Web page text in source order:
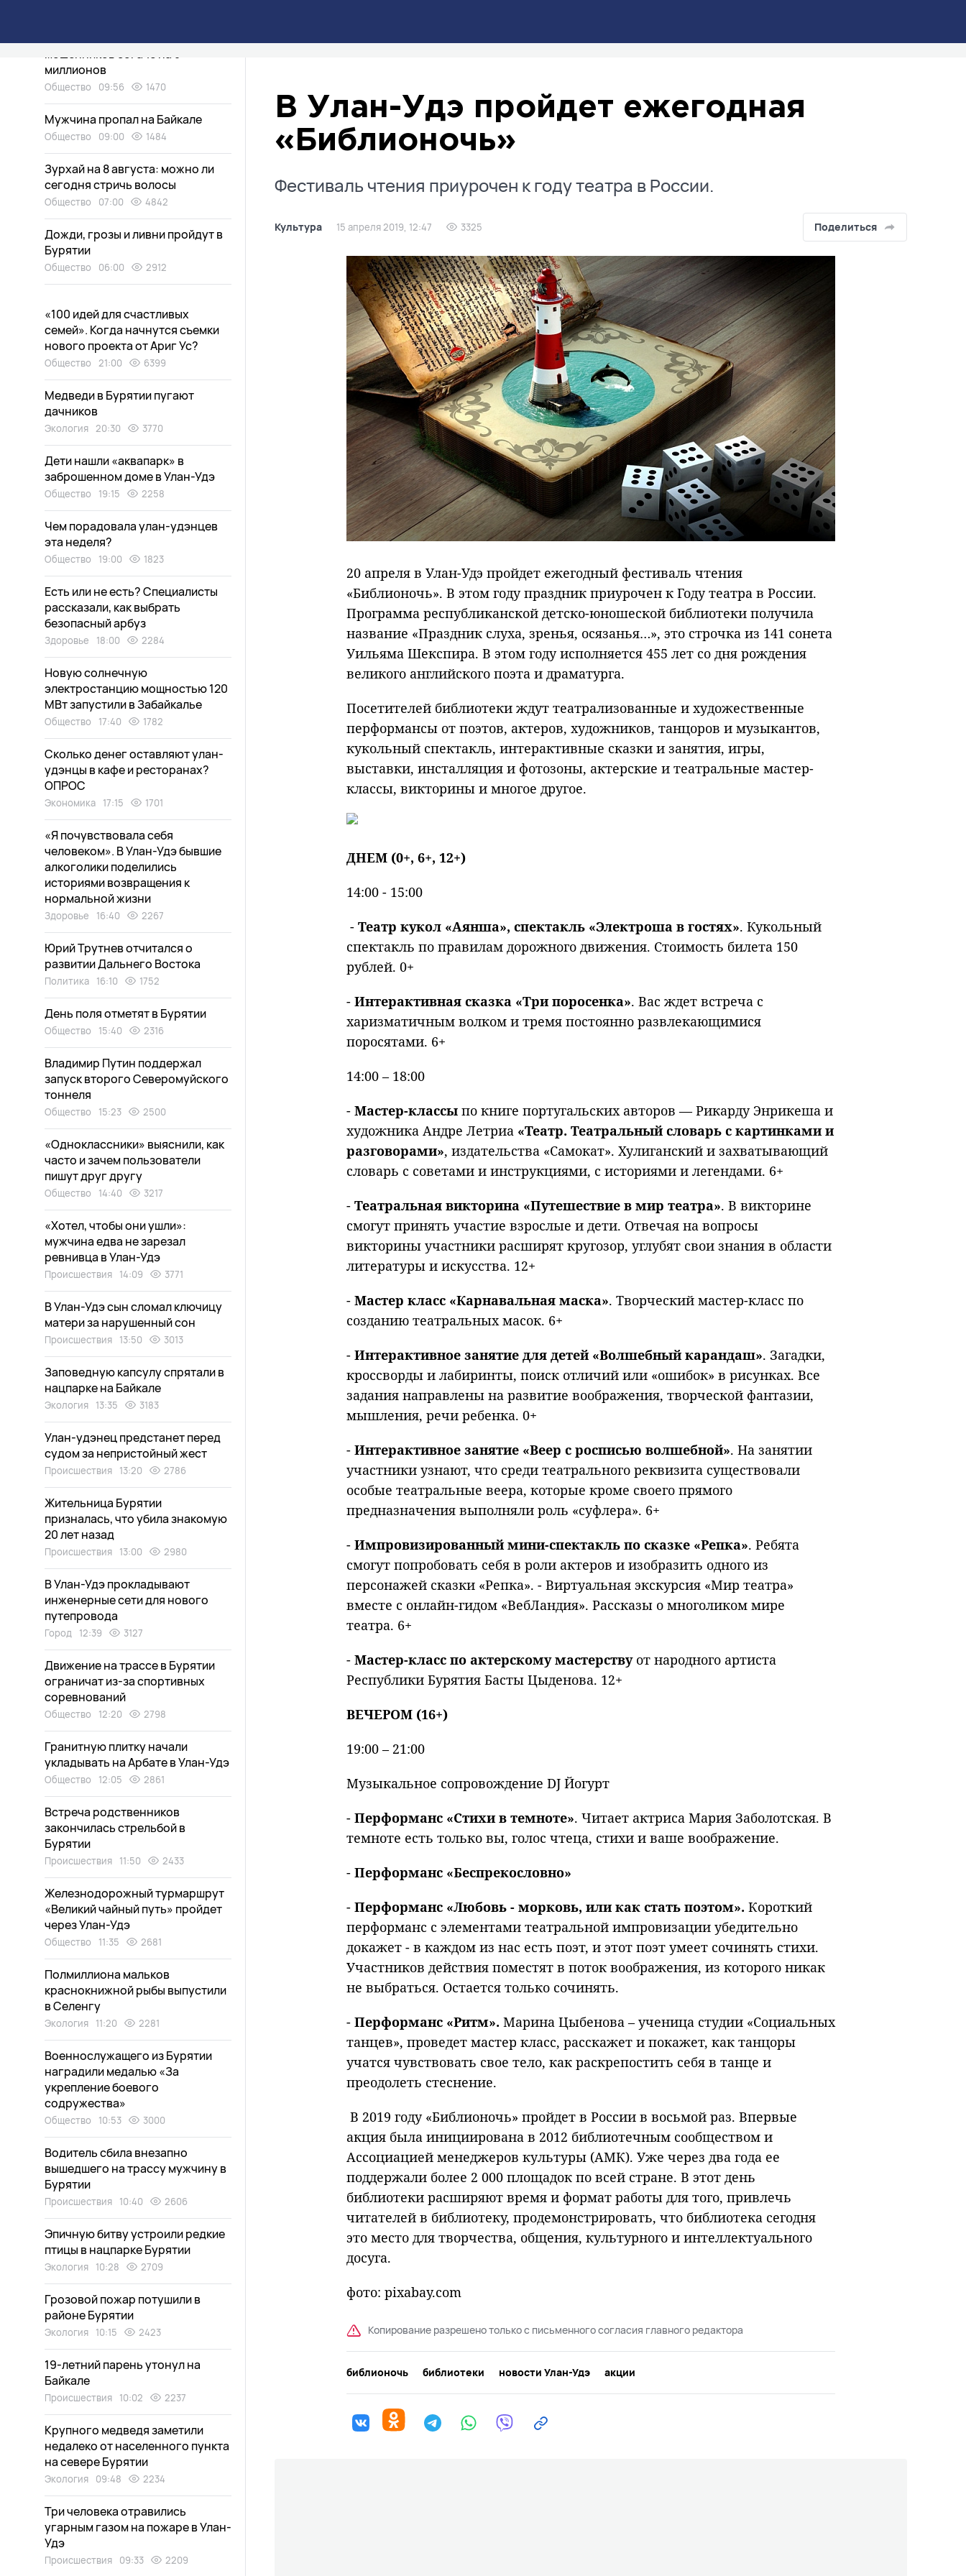
В Улан-Удэ пройдет ежегодная
«Библионочь»
Фестиваль чтения приурочен к году театра в России.
Культура 15 апреля 2019, 12:47 3325 Поделиться
20 апреля в Улан-Удэ пройдет ежегодный фестиваль чтения
«Библионочь». В этом году праздник приурочен к Году театра в России.
Программа республиканской детско-юношеской библиотеки получила
название «Праздник слуха, зренья, осязанья…», это строчка из 141 сонета
Уильяма Шекспира. В этом году исполняется 455 лет со дня рождения
великого английского поэта и драматурга.
Посетителей библиотеки ждут театрализованные и художественные
перформансы от поэтов, актеров, художников, танцоров и музыкантов,
кукольный спектакль, интерактивные сказки и занятия, игры,
выставки, инсталляция и фотозоны, актерские и театральные мастер-
классы, викторины и многое другое.
ДНЕМ (0+, 6+, 12+)
14:00 - 15:00
- Театр кукол «Аянша», спектакль «Электроша в гостях». Кукольный
спектакль по правилам дорожного движения. Стоимость билета 150
рублей. 0+
- Интерактивная сказка «Три поросенка». Вас ждет встреча с
харизматичным волком и тремя постоянно развлекающимися
поросятами. 6+
14:00 – 18:00
- Мастер-классы по книге португальских авторов — Рикарду Энрикеша и
художника Андре Летриа «Театр. Театральный словарь с картинками и
разговорами», издательства «Самокат». Хулиганский и захватывающий
словарь с советами и инструкциями, с историями и легендами. 6+
- Театральная викторина «Путешествие в мир театра». В викторине
смогут принять участие взрослые и дети. Отвечая на вопросы
викторины участники расширят кругозор, углубят свои знания в области
литературы и искусства. 12+
- Мастер класс «Карнавальная маска». Творческий мастер-класс по
созданию театральных масок. 6+
- Интерактивное занятие для детей «Волшебный карандаш». Загадки,
кроссворды и лабиринты, поиск отличий или «ошибок» в рисунках. Все
задания направлены на развитие воображения, творческой фантазии,
мышления, речи ребенка. 0+
- Интерактивное занятие «Веер с росписью волшебной». На занятии
участники узнают, что среди театрального реквизита существовали
особые театральные веера, которые кроме своего прямого
предназначения выполняли роль «суфлера». 6+
- Импровизированный мини-спектакль по сказке «Репка». Ребята
смогут попробовать себя в роли актеров и изобразить одного из
персонажей сказки «Репка». - Виртуальная экскурсия «Мир театра»
вместе с онлайн-гидом «ВебЛандия». Рассказы о многоликом мире
театра. 6+
- Мастер-класс по актерскому мастерствуот народного артиста
Республики Бурятия Басты Цыденова. 12+
ВЕЧЕРОМ (16+)
19:00 – 21:00
Музыкальное сопровождение DJ Йогурт
- Перформанс «Стихи в темноте». Читает актриса Мария Заболотская. В
темноте есть только вы, голос чтеца, стихи и ваше воображение.
- Перформанс «Беспрекословно»
- Перформанс «Любовь - морковь, или как стать поэтом». Короткий
перформанс с элементами театральной импровизации убедительно
докажет - в каждом из нас есть поэт, и этот поэт умеет сочинять стихи.
Участников действия поместят в поток воображения, из которого никак
не выбраться. Остается только сочинять.
- Перформанс «Ритм». Марина Цыбенова – ученица студии «Социальных
танцев», проведет мастер класс, расскажет и покажет, как танцоры
учатся чувствовать свое тело, как раскрепостить себя в танце и
преодолеть стеснение.
В 2019 году «Библионочь» пройдет в России в восьмой раз. Впервые
акция была инициирована в 2012 библиотечным сообществом и
Ассоциацией менеджеров культуры (АМК). Уже через два года ее
поддержали более 2 000 площадок по всей стране. В этот день
библиотеки расширяют время и формат работы для того, привлечь
читателей в библиотеку, продемонстрировать, что библиотека сегодня
это место для творчества, общения, культурного и интеллектуального
досуга.
фото: pixabay.com
Копирование разрешено только с письменного согласия главного редактора
библионочь библиотеки новости Улан-Удэ акции
мошенников богаче на 5
миллионов
Общество 09:56 1470
Мужчина пропал на Байкале
Общество 09:00 1484
Зурхай на 8 августа: можно ли
сегодня стричь волосы
Общество 07:00 4842
Дожди, грозы и ливни пройдут в
Бурятии
Общество 06:00 2912
«100 идей для счастливых
семей». Когда начнутся съемки
нового проекта от Ариг Ус?
Общество 21:00 6399
Медведи в Бурятии пугают
дачников
Экология 20:30 3770
Дети нашли «аквапарк» в
заброшенном доме в Улан-Удэ
Общество 19:15 2258
Чем порадовала улан-удэнцев
эта неделя?
Общество 19:00 1823
Есть или не есть? Специалисты
рассказали, как выбрать
безопасный арбуз
Здоровье 18:00 2284
Новую солнечную
электростанцию мощностью 120
МВт запустили в Забайкалье
Общество 17:40 1782
Сколько денег оставляют улан-
удэнцы в кафе и ресторанах?
ОПРОС
Экономика 17:15 1701
«Я почувствовала себя
человеком». В Улан-Удэ бывшие
алкоголики поделились
историями возвращения к
нормальной жизни
Здоровье 16:40 2267
Юрий Трутнев отчитался о
развитии Дальнего Востока
Политика 16:10 1752
День поля отметят в Бурятии
Общество 15:40 2316
Владимир Путин поддержал
запуск второго Северомуйского
тоннеля
Общество 15:23 2500
«Одноклассники» выяснили, как
часто и зачем пользователи
пишут друг другу
Общество 14:40 3217
«Хотел, чтобы они ушли»:
мужчина едва не зарезал
ревнивца в Улан-Удэ
Происшествия 14:09 3771
В Улан-Удэ сын сломал ключицу
матери за нарушенный сон
Происшествия 13:50 3013
Заповедную капсулу спрятали в
нацпарке на Байкале
Экология 13:35 3183
Улан-удэнец предстанет перед
судом за непристойный жест
Происшествия 13:20 2786
Жительница Бурятии
призналась, что убила знакомую
20 лет назад
Происшествия 13:00 2980
В Улан-Удэ прокладывают
инженерные сети для нового
путепровода
Город 12:39 3127
Движение на трассе в Бурятии
ограничат из-за спортивных
соревнований
Общество 12:20 2798
Гранитную плитку начали
укладывать на Арбате в Улан-Удэ
Общество 12:05 2861
Встреча родственников
закончилась стрельбой в
Бурятии
Происшествия 11:50 2433
Железнодорожный турмаршрут
«Великий чайный путь» пройдет
через Улан-Удэ
Общество 11:35 2681
Полмиллиона мальков
краснокнижной рыбы выпустили
в Селенгу
Экология 11:20 2281
Военнослужащего из Бурятии
наградили медалью «За
укрепление боевого
содружества»
Общество 10:53 3000
Водитель сбила внезапно
вышедшего на трассу мужчину в
Бурятии
Происшествия 10:40 2606
Эпичную битву устроили редкие
птицы в нацпарке Бурятии
Экология 10:28 2709
Грозовой пожар потушили в
районе Бурятии
Экология 10:15 2423
19-летний парень утонул на
Байкале
Происшествия 10:02 2237
Крупного медведя заметили
недалеко от населенного пункта
на севере Бурятии
Экология 09:48 2234
Три человека отравились
угарным газом на пожаре в Улан-
Удэ
Происшествия 09:33 2209